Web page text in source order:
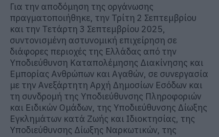
Για την αποδόμηση της οργάνωσης
πραγματοποιήθηκε, την Τρίτη 2 Σεπτεμβρίου
και την Τετάρτη 3 Σεπτεμβρίου 2025,
συντονισμένη αστυνομική επιχείρηση σε
διάφορες περιοχές της Ελλάδας από την
Υποδιεύθυνση Καταπολέμησης Διακίνησης και
Εμπορίας Ανθρώπων και Αγαθών, σε συνεργασία
με την Ανεξάρτητη Αρχή Δημοσίων Εσόδων και
τη συνδρομή της Υποδιεύθυνσης Πληροφοριών
και Ειδικών Ομάδων, της Υποδιεύθυνσης Δίωξης
Εγκλημάτων κατά Ζωής και Ιδιοκτησίας, της
Υποδιεύθυνσης Δίωξης Ναρκωτικών, της